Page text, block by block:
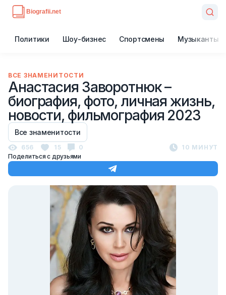
Политики Шоу-бизнес Спортсмены Музыканты
ВСЕ ЗНАМЕНИТОСТИ
Анастасия Заворотнюк –
биография, фото, личная жизнь,
новости, фильмография 2023
Все знаменитости
656 15 0
10 МИНУТ
Поделиться с друзьями